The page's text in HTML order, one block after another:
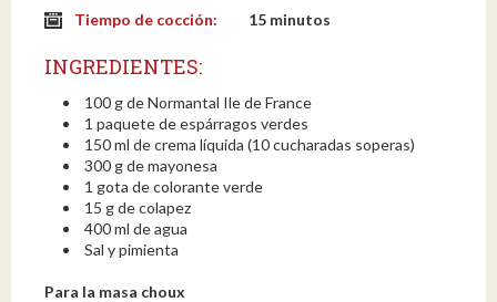
Tiempo de cocción: 15 minutos
INGREDIENTES:
100 g de Normantal Ile de France
1 paquete de espárragos verdes
150 ml de crema líquida (10 cucharadas soperas)
300 g de mayonesa
1 gota de colorante verde
15 g de colapez
400 ml de agua
Sal y pimienta
Para la masa choux